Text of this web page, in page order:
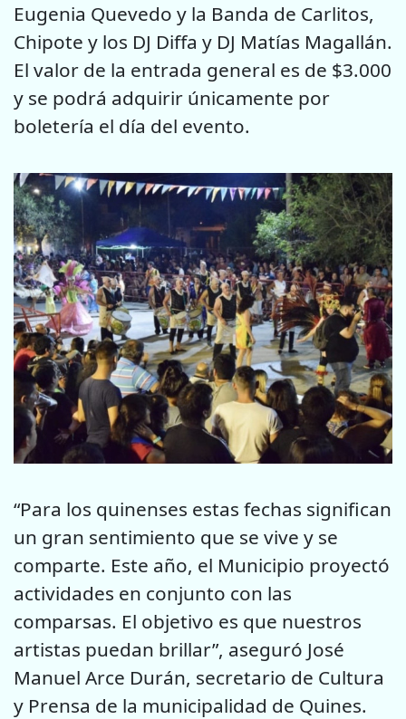
Eugenia Quevedo y la Banda de Carlitos,
Chipote y los DJ Diffa y DJ Matías Magallán.
El valor de la entrada general es de $3.000
y se podrá adquirir únicamente por
boletería el día del evento.
“Para los quinenses estas fechas significan
un gran sentimiento que se vive y se
comparte. Este año, el Municipio proyectó
actividades en conjunto con las
comparsas. El objetivo es que nuestros
artistas puedan brillar”, aseguró José
Manuel Arce Durán, secretario de Cultura
y Prensa de la municipalidad de Quines.